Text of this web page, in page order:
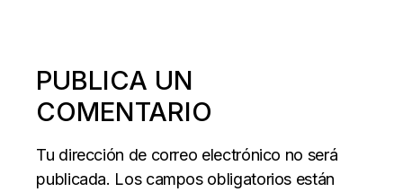
PUBLICA UN
COMENTARIO
Tu dirección de correo electrónico no será
publicada. Los campos obligatorios están